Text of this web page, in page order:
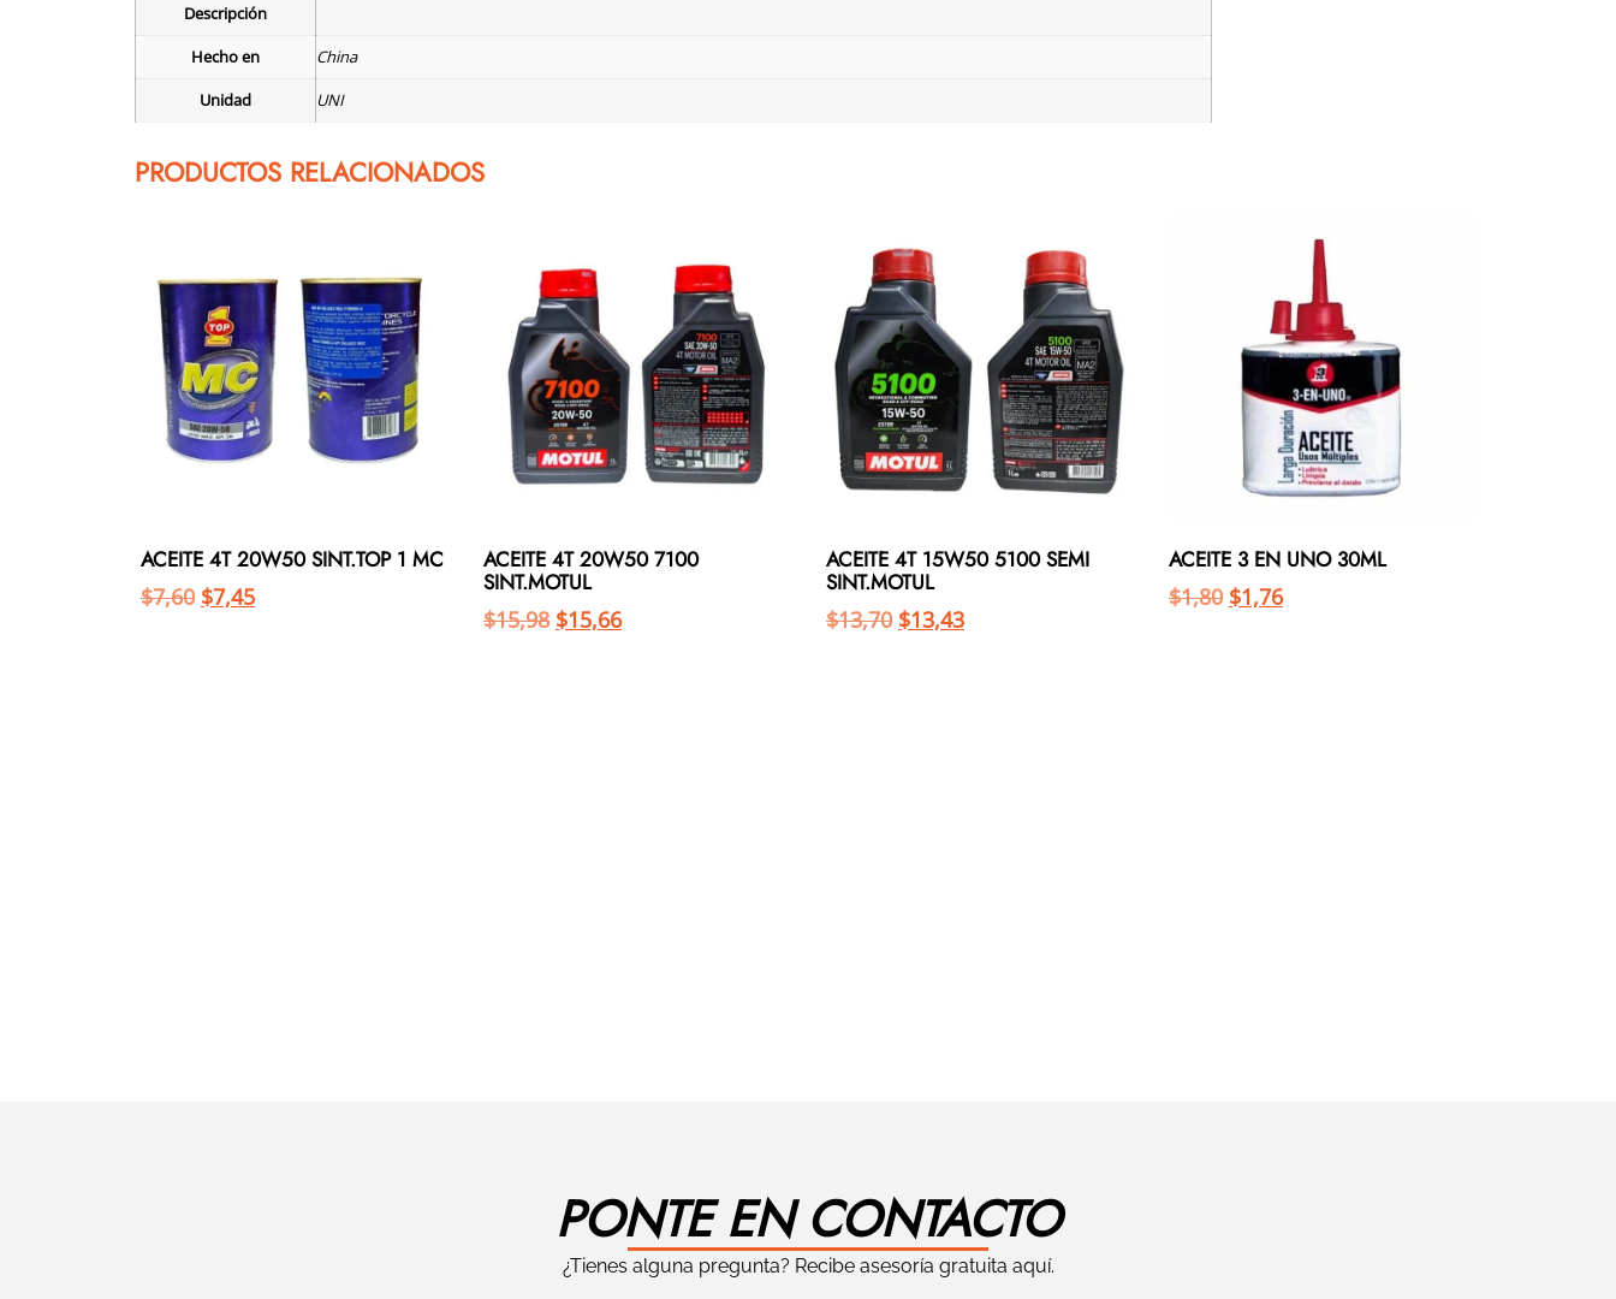
Descripción
Hecho en
China
Unidad
UNI
PRODUCTOS RELACIONADOS
ACEITE 4T 20W50 SINT.TOP 1 MC
$7,60 $7,45
ACEITE 4T 20W50 7100
SINT.MOTUL
$15,98 $15,66
ACEITE 4T 15W50 5100 SEMI
SINT.MOTUL
$13,70 $13,43
ACEITE 3 EN UNO 30ML
$1,80 $1,76
PONTE EN CONTACTO
¿Tienes alguna pregunta? Recibe asesoría gratuita aquí.